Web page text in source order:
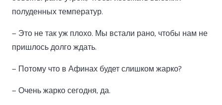
полуденных температур.
— Это не так уж плохо. Мы встали рано, чтобы нам не
пришлось долго ждать.
— Потому что в Афинах будет слишком жарко?
— Очень жарко сегодня, да.